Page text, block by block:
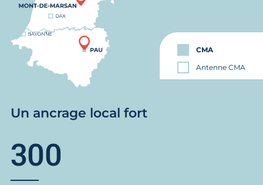
CMA
Antenne CMA
Un ancrage local fort
300